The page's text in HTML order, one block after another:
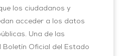
los ciudadanos y
acceder a los datos
Una de las
Boletín Oficial del Estado